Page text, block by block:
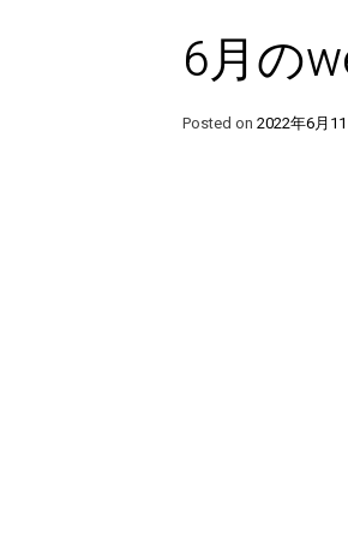
6月の
Posted on 2022年6月